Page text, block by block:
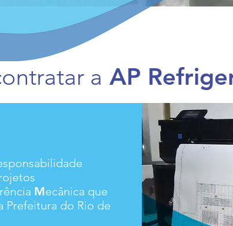
a AP
Mecânica que
Prefeitura do Rio de